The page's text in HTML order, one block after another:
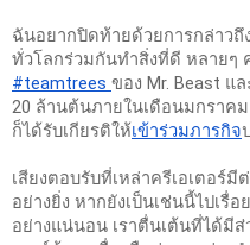
ฉันอยากปิดท้ายด้วยการกล่าวถึ
ทั่วโลกร่วมกันทำสิ่งที่ดี หลายๆ
#teamtrees ของ Mr. Beast แ
20 ล้านต้นภายในเดือนมกราคม
ก็ได้รับเกียรติให้เข้าร่วมภารกิจ
เสียงตอบรับที่เหล่าครีเอเตอร์
อย่างยิ่ง หากยังเป็นเช่นนี้ไปเรื่
อย่างแน่นอน เราตื่นเต้นที่ได้มี